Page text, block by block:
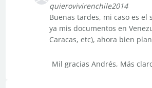
quierovivirenchile2014
Buenas tardes, mi caso es
ya mis documentos en
Caracas, etc), ahora bien
Mil gracias Andrés, Más